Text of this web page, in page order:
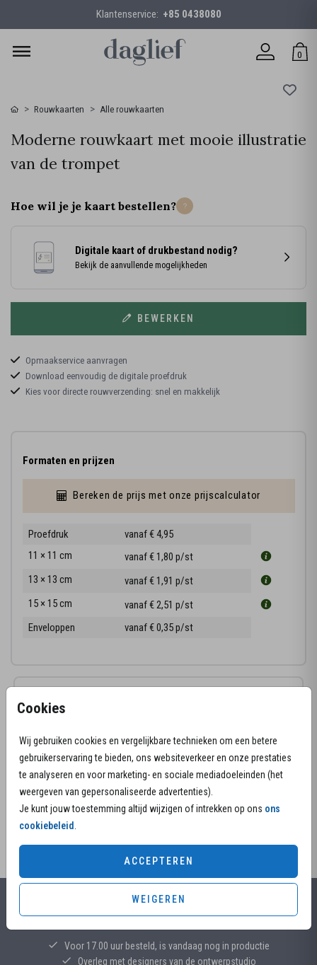
Klantenservice: +85 0438080
0
Cookies
Wij gebruiken cookies en vergelijkbare technieken om een betere
gebruikerservaring te bieden, ons websiteverkeer en onze prestaties
te analyseren en voor marketing- en sociale mediadoeleinden (het
weergeven van gepersonaliseerde advertenties).
Je kunt jouw toestemming altijd wijzigen of intrekken op ons ons
cookiebeleid
ACCEPTEREN
WEIGEREN
Rouwkaarten Alle rouwkaarten
Moderne rouwkaart met mooie illustratie
van de trompet
Hoe wil je je kaart bestellen?
Digitale kaart of drukbestand nodig?
Bekijk de aanvullende mogelijkheden
BEWERKEN
Opmaakservice aanvragen
Download eenvoudig de digitale proefdruk
Kies voor directe rouwverzending: snel en makkelijk
Formaten en prijzen
Bereken de prijs met onze prijscalculator
Proefdruk
vanaf € 4,95
11 × 11 cm
vanaf € 1,80 p/st
13 × 13 cm
vanaf € 1,91 p/st
15 × 15 cm
vanaf € 2,51 p/st
Enveloppen
vanaf € 0,35p/st
Waren muziek en je dierbare één? Hield hij of zij van
de trompet. Kies voor deze moderne rouwkaart en
bewerk eenvoudig in de editor van Daglief.
Alles voor jouw moment
Voor 17.00 uur besteld, is vandaag nog in productie
Overleg met designers van de ontwerpstudio